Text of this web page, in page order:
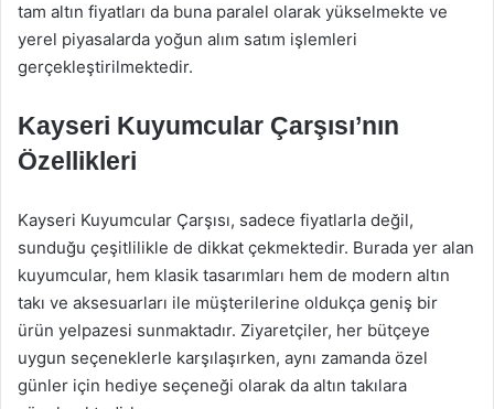
tam altın fiyatları da buna paralel olarak yükselmekte ve
yerel piyasalarda yoğun alım satım işlemleri
gerçekleştirilmektedir.
Kayseri Kuyumcular Çarşısı’nın
Özellikleri
Kayseri Kuyumcular Çarşısı, sadece fiyatlarla değil,
sunduğu çeşitlilikle de dikkat çekmektedir. Burada yer alan
kuyumcular, hem klasik tasarımları hem de modern altın
takı ve aksesuarları ile müşterilerine oldukça geniş bir
ürün yelpazesi sunmaktadır. Ziyaretçiler, her bütçeye
uygun seçeneklerle karşılaşırken, aynı zamanda özel
günler için hediye seçeneği olarak da altın takılara